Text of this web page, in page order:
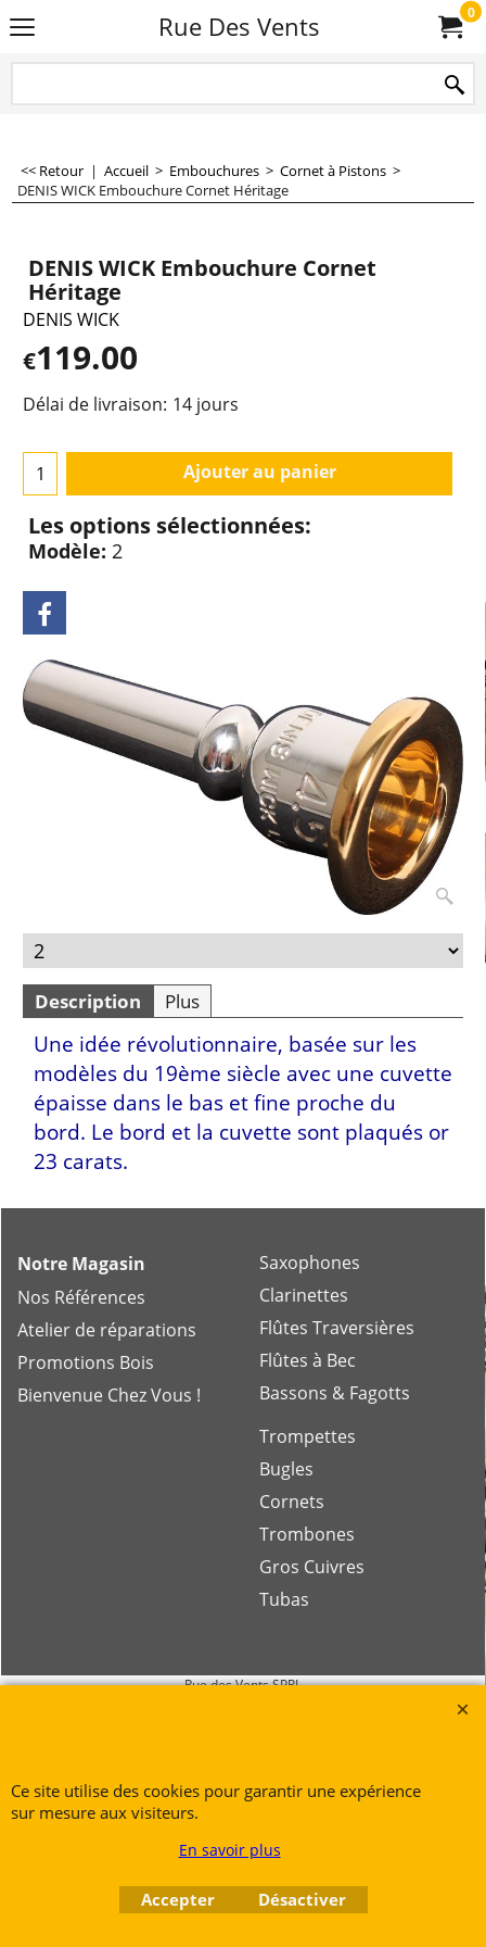
Rue Des Vents 0
<< Retour | Accueil > Embouchures > Cornet à Pistons >
DENIS WICK Embouchure Cornet Héritage
DENIS WICK Embouchure Cornet
Héritage
DENIS WICK
€119.00
Délai de livraison: 14 jours
Ajouter au panier
Les options sélectionnées:
Modèle: 2
Description Plus
Une idée révolutionnaire, basée sur les
modèles du 19ème siècle avec une cuvette
épaisse dans le bas et fine proche du
bord. Le bord et la cuvette sont plaqués or
23 carats.
Notre Magasin
Nos Références
Atelier de réparations
Promotions Bois
Bienvenue Chez Vous !
Saxophones
Clarinettes
Flûtes Traversières
Flûtes à Bec
Bassons & Fagotts
Trompettes
Bugles
Cornets
Trombones
Gros Cuivres
Tubas
Rue des Vents SPRL
@.contact@ruedesvents.com
Boutique en ligne créés
avec le logiciel
Ce site utilise des cookies pour garantir une expérience
sur mesure aux visiteurs.
En savoir plus
Accepter Désactiver